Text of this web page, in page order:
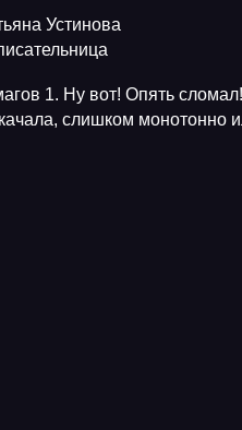
Устинова
1. Ну вот! Опять сломал!
слишком монотонно